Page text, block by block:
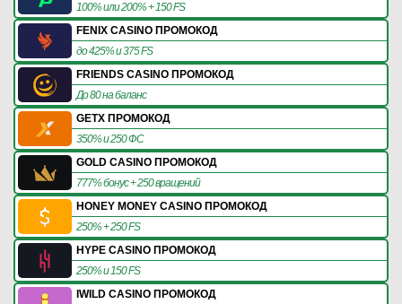
100% или 200% + 150 FS
FENIX CASINO ПРОМОКОД
до 425% и 375 FS
FRIENDS CASINO ПРОМОКОД
До 80 на баланс
GETX ПРОМОКОД
350% и 250 ФС
GOLD CASINO ПРОМОКОД
777% бонус + 250 вращений
HONEY MONEY CASINO ПРОМОКОД
250% + 250 FS
HYPE CASINO ПРОМОКОД
250% и 150 FS
IWILD CASINO ПРОМОКОД